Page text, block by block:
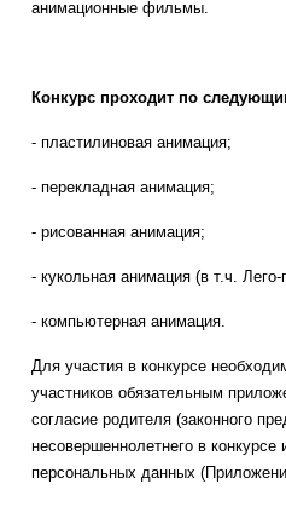
анимационные фильмы.
Конкурс проходит по
- пластилиновая анимация;
- перекладная анимация;
- рисованная анимация;
- кукольная анимация (в т.ч. Лего-
- компьютерная анимация.
Для участия в конкурсе
участников обязательным
согласие родителя (законного
несовершеннолетнего в конкурсе
персональных данных